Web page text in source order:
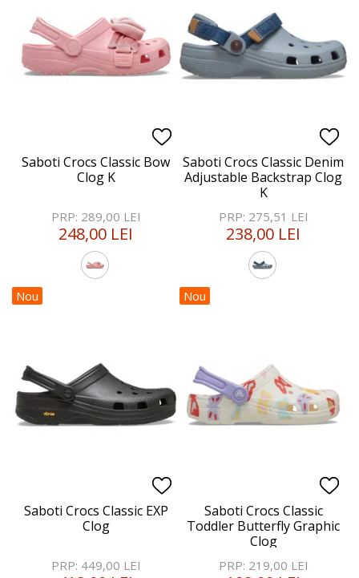
Saboti Crocs Classic Bow
Clog K
PRP: 289,00 LEI
248,00 LEI
Saboti Crocs Classic Denim
Adjustable Backstrap Clog
K
PRP: 275,51 LEI
238,00 LEI
Nou
Saboti Crocs Classic EXP
Clog
PRP: 449,00 LEI
Nou
Saboti Crocs Classic
Toddler Butterfly Graphic
Clog
PRP: 219,00 LEI